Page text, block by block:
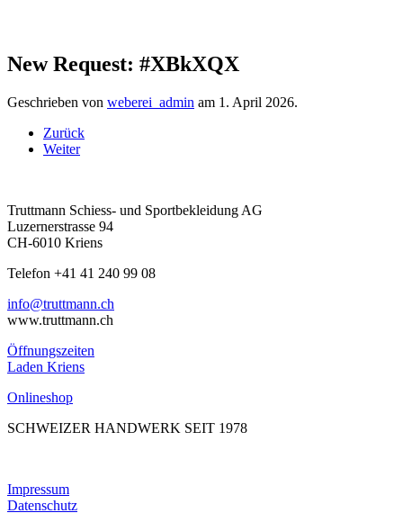
New Request: #XBkXQX
Geschrieben von weberei_admin am 1. April 2026.
Zurück
Weiter
Truttmann Schiess- und Sportbekleidung AG
Luzernerstrasse 94
CH-6010 Kriens
Telefon +41 41 240 99 08
hc.nnamtturt@ofni
www.truttmann.ch
Öffnungszeiten
Laden Kriens
Onlineshop
SCHWEIZER HANDWERK SEIT 1978
Impressum
Datenschutz